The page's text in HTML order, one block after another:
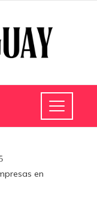
en